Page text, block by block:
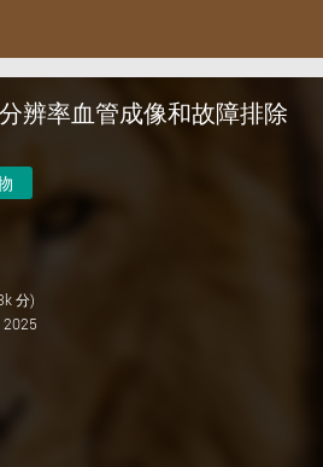
辨率血管成像和故障排除
分)
2025